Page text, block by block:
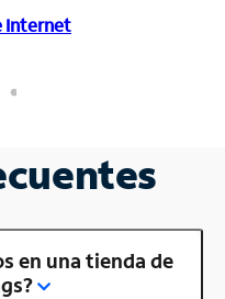
Internet
en una tienda de